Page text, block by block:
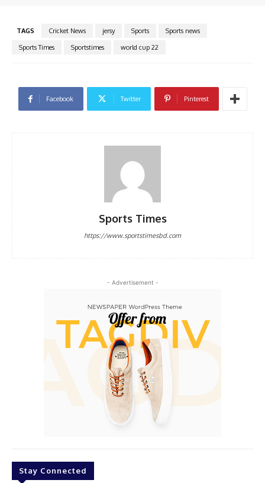
TAGS Cricket News jersy Sports
Sports news
Sports Times
Sportstimes world cup 22
Facebook Twitter Pinterest
Sports Times
https://www.sportstimesbd.com
- Advertisement -
Stay Connected